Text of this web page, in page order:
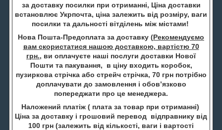
за доставку посилки при отриманні, Ціна доставки
встановлює Укрпочта, ціна залежить від розміру, ваги
посилки та дальності вітділень між містами!
Нова Пошта-Предоплата за доставку (Рекомендуємо
вам скористатися нашою доставкою, вартістю 70
грн., ви оплачуєте наші послуги доставки Нової
Пошти та пакування, в ціну входить коробок,
пузиркова стрічка або стрейч стрічка, 70 грн потрібно
доплачувати до замовлення і обов’язково
попереджати про це менеджера.
Наложений платіж ( плата за товар при отриманні)
Ціна за доставку і грошовий перевод відправнику від
100 грн (залежить від кількості, ваги і вартості